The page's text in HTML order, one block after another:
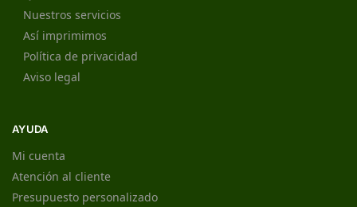
Nuestros servicios
Así imprimimos
Política de privacidad
Aviso legal
AYUDA
Mi cuenta
Atención al cliente
Presupuesto personalizado